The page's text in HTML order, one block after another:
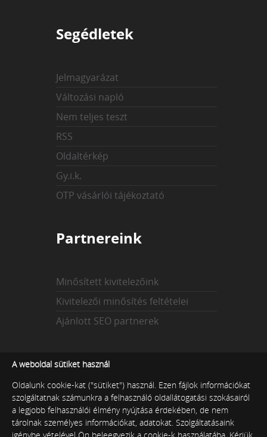
Segédletek
Jelmagyarázat
Változási napló
Nem teljes teszt
RSS
Oldaltérkép
Gy.i.k.
OTP vásárlói tájékoztató
Partnereink
Minősített kivitelezőink
Kivitelezői minősítés feltételei
Ajánlott SEO partnerek
Az indexekről
Technikai index
Tartalmi index
A weboldal sütiket használ
Oldalunk cookie-kat ("sütiket") használ. Ezen fájlok információkat
szolgáltatnak számunkra a felhasználó oldallátogatási szokásairól
a legjobb felhasználói élmény nyújtása érdekében, de nem
tárolnak személyes információkat, adatokat. Szolgáltatásaink